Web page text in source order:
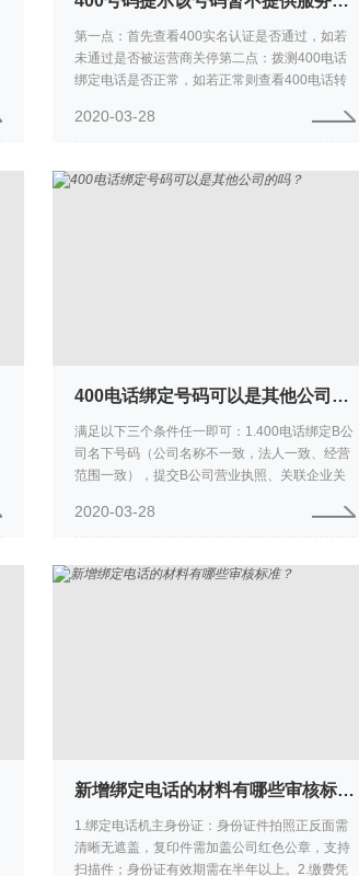
第一点：首先查看400实名认证是否通过，如若
未通过是否被运营商关停第二点：拨测400电话
绑定电话是否正常，如若正常则查看400电话转
置第三点：以上两点如若都是...
2020-03-28
400电话绑定号码可以是其他公司的吗？
满足以下三个条件任一即可：1.400电话绑定B公
司名下号码（公司名称不一致，法人一致、经营
范围一致），提交B公司营业执照、关联企业关
码（公司名称主体一致...
2020-03-28
新增绑定电话的材料有哪些审核标准？
1.绑定电话机主身份证：身份证件拍照正反面需
清晰无遮盖，复印件需加盖公司红色公章，支持
扫描件；身份证有效期需在半年以上。2.缴费凭